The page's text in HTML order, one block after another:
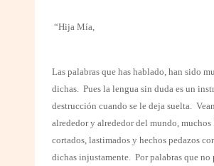
“Hija Mía,
Las palabras que has hablado, han sido
dichas. Pues la lengua sin duda es un
destrucción cuando se le deja suelta.
alrededor y alrededor del mundo, muchos
cortados, lastimados y hechos pedazos
dichas injustamente. Por palabras que no